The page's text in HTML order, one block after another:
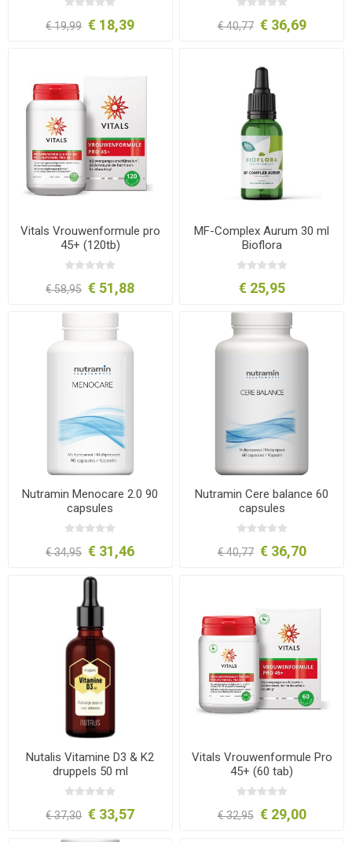
€ 19,99 € 18,39 € 40,77 € 36,69
Vitals Vrouwenformule pro
45+ (120tb)
€ 58,95 € 51,88
MF-Complex Aurum 30 ml
Bioflora
€ 25,95
Nutramin Menocare 2.0 90
capsules
€ 34,95 € 31,46
Nutramin Cere balance 60
capsules
€ 40,77 € 36,70
Nutalis Vitamine D3 & K2
druppels 50 ml
€ 37,30 € 33,57
Vitals Vrouwenformule Pro
45+ (60 tab)
€ 32,95 € 29,00